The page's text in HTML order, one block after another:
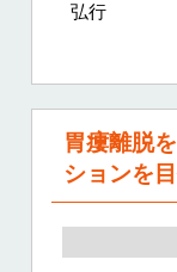
弘行
胃瘻離脱
ションを